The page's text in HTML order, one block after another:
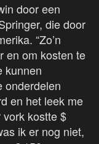
door een
die door
“Zo’n
en om kosten te
kunnen
onderdelen
en het leek me
kostte $
ik er nog niet,